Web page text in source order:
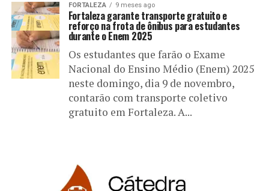
FORTALEZA 9 meses ago
Fortaleza garante transporte gratuito e
reforço na frota de ônibus para estudantes
durante o Enem 2025
Os estudantes que farão o Exame
Nacional do Ensino Médio (Enem) 2025
neste domingo, dia 9 de novembro,
contarão com transporte coletivo
gratuito em Fortaleza. A...